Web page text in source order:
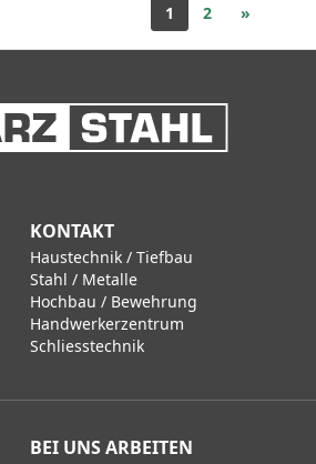
1 2 »
KONTAKT
Haustechnik / Tiefbau
Stahl / Metalle
Hochbau / Bewehrung
Handwerkerzentrum
Schliesstechnik
BEI UNS ARBEITEN